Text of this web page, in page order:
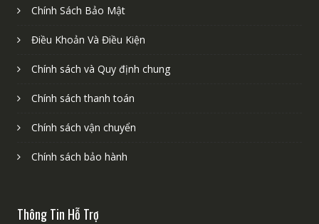
Chính Sách Bảo Mật
Điều Khoản Và Điều Kiện
Chính sách và Quy định chung
Chính sách thanh toán
Chính sách vận chuyển
Chính sách bảo hành
Thông Tin Hỗ Trợ